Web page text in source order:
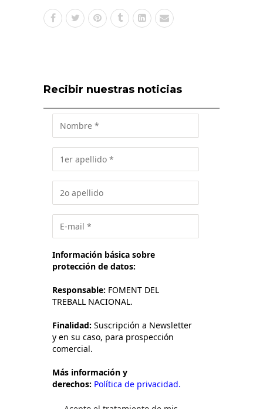
Recibir nuestras noticias
Información básica sobre
protección de datos:
Responsable: FOMENT DEL
TREBALL NACIONAL.
Finalidad: Suscripción a Newsletter
y en su caso, para prospección
comercial.
Más información y
derechos: Política de privacidad.